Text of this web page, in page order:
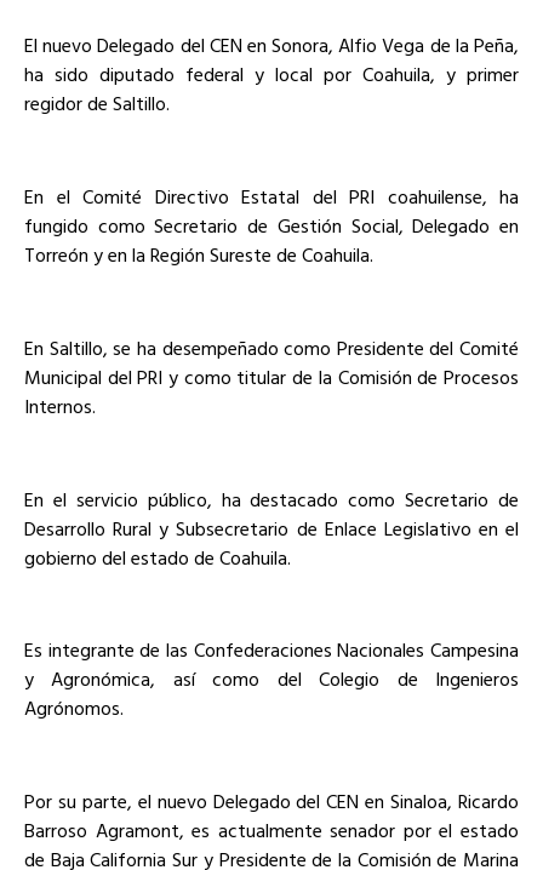
El nuevo Delegado del CEN en Sonora, Alfio Vega de la Peña,
ha sido diputado federal y local por Coahuila, y primer
regidor de Saltillo.
En el Comité Directivo Estatal del PRI coahuilense, ha
fungido como Secretario de Gestión Social, Delegado en
Torreón y en la Región Sureste de Coahuila.
En Saltillo, se ha desempeñado como Presidente del Comité
Municipal del PRI y como titular de la Comisión de Procesos
Internos.
En el servicio público, ha destacado como Secretario de
Desarrollo Rural y Subsecretario de Enlace Legislativo en el
gobierno del estado de Coahuila.
Es integrante de las Confederaciones Nacionales Campesina
y Agronómica, así como del Colegio de Ingenieros
Agrónomos.
Por su parte, el nuevo Delegado del CEN en Sinaloa, Ricardo
Barroso Agramont, es actualmente senador por el estado
de Baja California Sur y Presidente de la Comisión de Marina